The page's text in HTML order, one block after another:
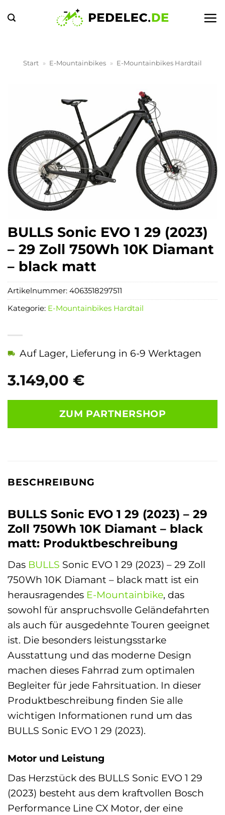
Inhalt
Start » E-Mountainbikes » E-Mountainbikes Hardtail
BULLS Sonic EVO 1 29 (2023)
– 29 Zoll 750Wh 10K Diamant
– black matt
3.149,00 €
Auf Lager, Lieferung in 6-9 Werktagen
ZUM PARTNERSHOP
Artikelnummer: 4063518297511
Kategorie: E-Mountainbikes Hardtail
BESCHREIBUNG
BULLS Sonic EVO 1 29 (2023) – 29
Zoll 750Wh 10K Diamant – black
matt: Produktbeschreibung
Das BULLS Sonic EVO 1 29 (2023) – 29 Zoll
750Wh 10K Diamant – black matt ist ein
herausragendes E-Mountainbike, das
sowohl für anspruchsvolle Geländefahrten
als auch für ausgedehnte Touren geeignet
ist. Die besonders leistungsstarke
Ausstattung und das moderne Design
machen dieses Fahrrad zum optimalen
Begleiter für jede Fahrsituation. In dieser
Produktbeschreibung finden Sie alle
wichtigen Informationen rund um das
BULLS Sonic EVO 1 29 (2023).
Motor und Leistung
Das Herzstück des BULLS Sonic EVO 1 29
(2023) besteht aus dem kraftvollen Bosch
Performance Line CX Motor, der eine